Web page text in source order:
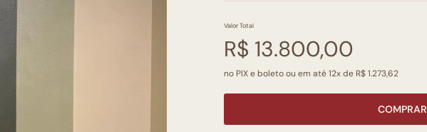
Valor Total
R$ 13.800,00
no PIX e boleto ou em até 12x de R$ 1.273,62
COMPRAR